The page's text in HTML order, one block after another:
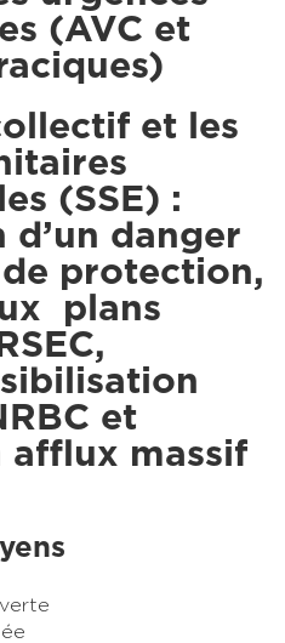
(AVC et
et les
(SSE) :
d’un danger
protection,
plans
et
afflux massif